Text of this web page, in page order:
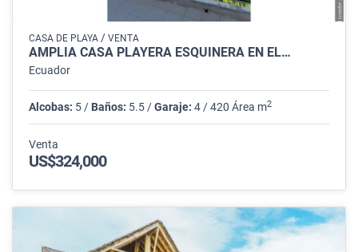
CASA DE PLAYA / VENTA
AMPLIA CASA PLAYERA ESQUINERA EN EL…
Ecuador
Alcobas: 5 / Baños: 5.5 /Garaje: 4 / 420 Área m2
Venta
US$324,000